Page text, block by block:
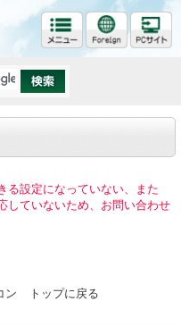
る設定になっていない、また
していないため、お問い合わせ
ン トップに戻る